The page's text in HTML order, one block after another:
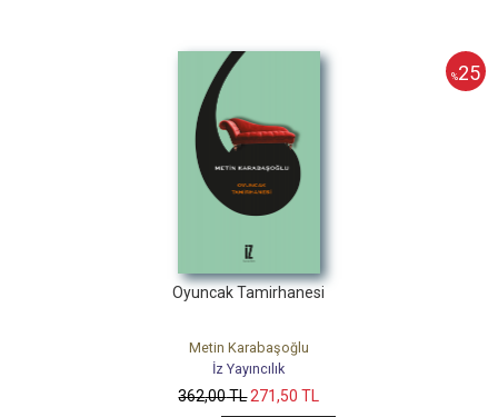
%25
Oyuncak Tamirhanesi
Metin Karabaşoğlu
İz Yayıncılık
362,00TL271,50 TL